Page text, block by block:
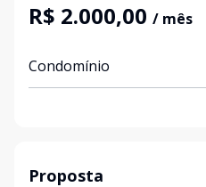
R$ 2.000,00 / mês
Condomínio
Proposta